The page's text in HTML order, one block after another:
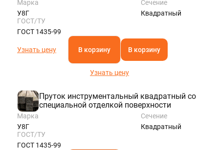
Марка
У8Г
Сечение
Квадратный
ГОСТ/ТУ
ГОСТ 1435-99
Узнать цену В корзину В корзину
Узнать цену
Пруток инструментальный квадратный со
специальной отделкой поверхности
Марка
У8Г
Сечение
Квадратный
ГОСТ/ТУ
ГОСТ 1435-99